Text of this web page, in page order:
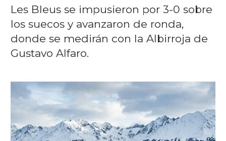
Les Bleus se impusieron por 3-0 sobre
los suecos y avanzaron de ronda,
donde se medirán con la Albirroja de
Gustavo Alfaro.